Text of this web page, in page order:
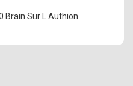
Brain Sur L Authion